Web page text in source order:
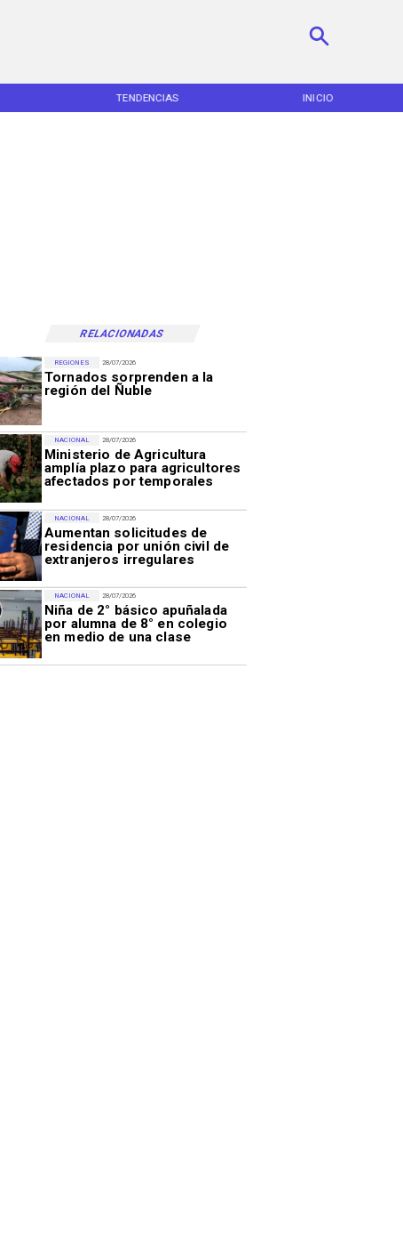
TENDENCIAS INICIO
RELACIONADAS
28/07/2026
Tornados sorprenden a la
región del Ñuble
REGIONES
28/07/2026
Ministerio de Agricultura
amplía plazo para agricultores
afectados por temporales
NACIONAL
28/07/2026
Aumentan solicitudes de
residencia por unión civil de
extranjeros irregulares
NACIONAL
28/07/2026
Niña de 2° básico apuñalada
por alumna de 8° en colegio
en medio de una clase
NACIONAL